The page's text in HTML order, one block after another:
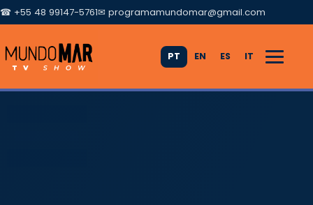
☎ +55 48 99147-5761✉ programamundomar@gmail.com
PT EN ES IT